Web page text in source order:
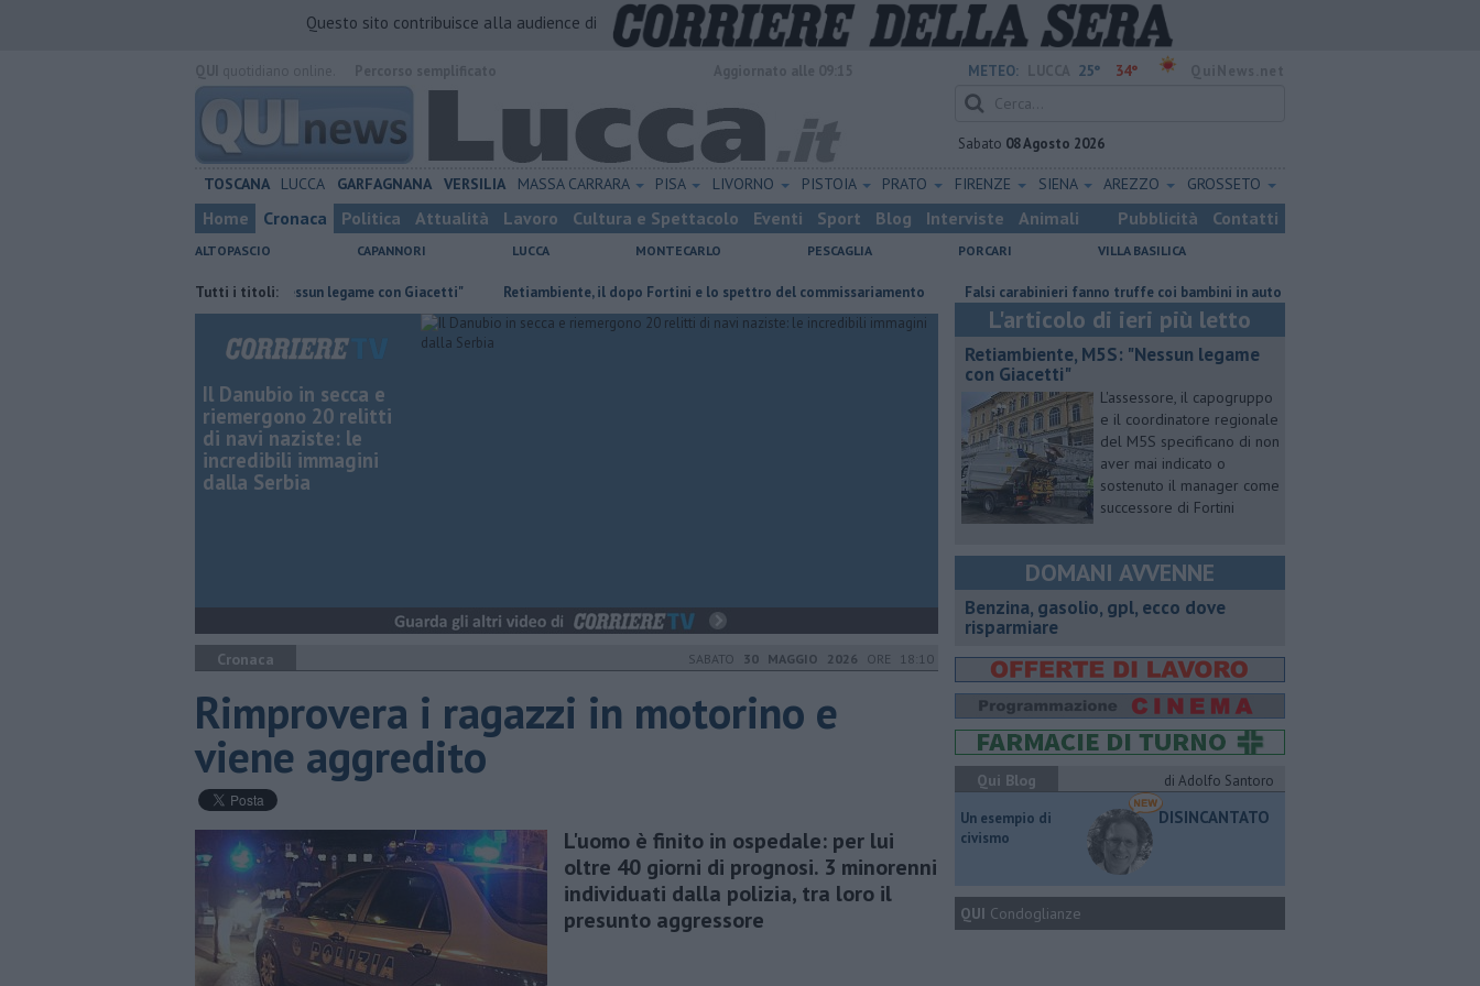
Questo sito contribuisce alla audience di
METEO: 25° 34°
Sabato 08 Agosto 2026
TOSCANA LUCCA GARFAGNANA VERSILIA MASSA CARRARA PISA LIVORNO PISTOIA PRATO FIRENZE SIENA AREZZO GROSSETO
Home Cronaca Politica Attualità Lavoro Cultura e Spettacolo Eventi Sport Blog Interviste Animali Pubblicità Contatti
ALTOPASCIO CAPANNORI LUCCA MONTECARLO PESCAGLIA PORCARI VILLA BASILICA
Tutti i titoli:
Retiambiente, M5S: "Nessun legame con Giacetti" Retiambiente, il dopo Fortini e lo spettro del commissariamento Falsi carabinieri fanno truffe coi bambini in auto ​Benzina, gasolio, gpl, ecco dove
Il Danubio in secca e
riemergono 20 relitti
di navi naziste: le
incredibili immagini
dalla Serbia
Cronaca SABATO 30 MAGGIO 2026 ORE 18:10
Rimprovera i ragazzi in motorino e
viene aggredito
L'uomo è finito in ospedale: per lui
oltre 40 giorni di prognosi. 3 minorenni
individuati dalla polizia, tra loro il
presunto aggressore
L'articolo di ieri più letto
Retiambiente, M5S: "Nessun legame
con Giacetti"
L'assessore, il capogruppo
e il coordinatore regionale
del M5S specificano di non
aver mai indicato o
sostenuto il manager come
successore di Fortini
DOMANI AVVENNE
​Benzina, gasolio, gpl, ecco dove
risparmiare
Qui Blog
di Adolfo Santoro
​Un esempio di
civismo
DISINCANTATO
QUI Condoglianze